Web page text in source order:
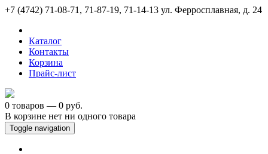
+7 (4742) 71-08-71, 71-87-19, 71-14-13 ул. Ферросплавная, д. 24
Каталог
Контакты
Корзина
Прайс-лист
0 товаров — 0 руб.
В корзине нет ни одного товара
Toggle navigation